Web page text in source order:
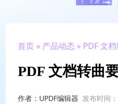
升级会员
首页 » 产品动态 » PDF 文
PDF 文档转曲
作者：UPDF编辑器 发布时间：